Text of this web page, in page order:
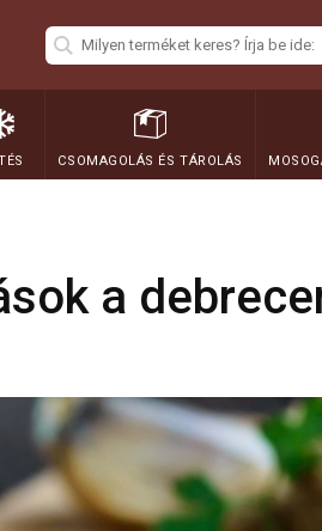
CSOMAGOLÁS ÉS TÁROLÁS
a